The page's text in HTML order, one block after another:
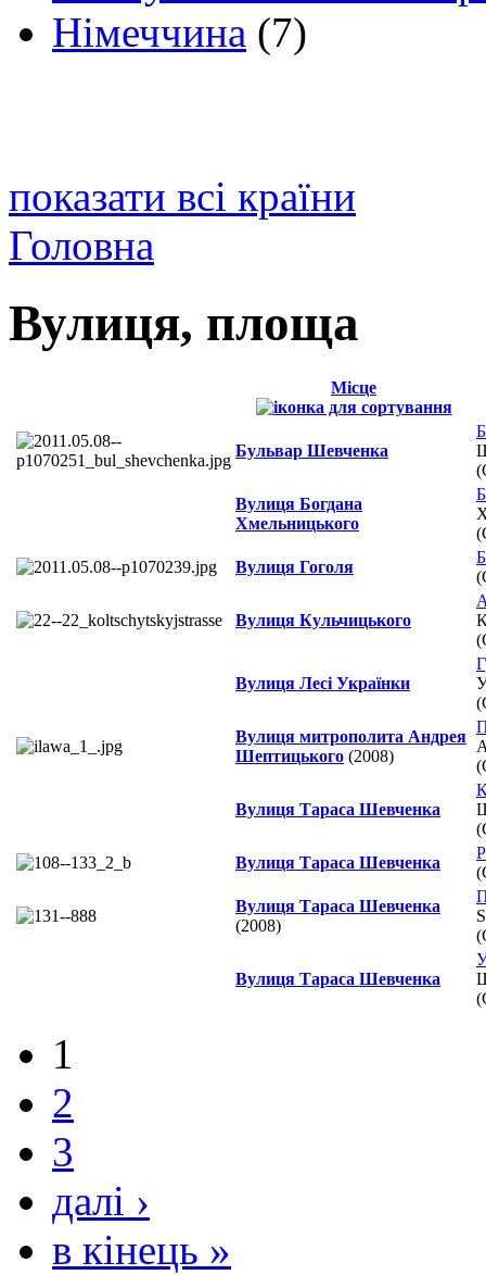
Німеччина (7)
показати всі країни
Головна
Вулиця, площа
Місце
Бульвар Шевченка
Вулиця Богдана
Хмельницького
Вулиця Гоголя
Вулиця Кульчицького
Вулиця Лесі Українки
Вулиця митрополита Андрея
Шептицького (2008)
Вулиця Тараса Шевченка
Вулиця Тараса Шевченка
Вулиця Тараса Шевченка
(2008)
Вулиця Тараса Шевченка
1
2
3
далі ›
в кінець »